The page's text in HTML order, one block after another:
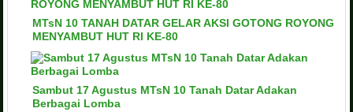
MTsN 10 TANAH DATAR GELAR AKSI GOTONG ROYONG
MENYAMBUT HUT RI KE-80
Sambut 17 Agustus MTsN 10 Tanah Datar Adakan
Berbagai Lomba